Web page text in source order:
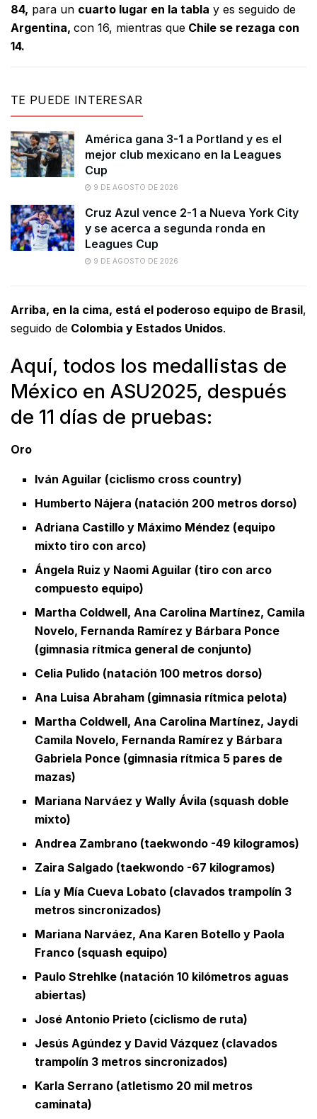
84, para un cuarto lugar en la tabla y es seguido de
Argentina, con 16, mientras que Chile se rezaga con
14.
TE PUEDE INTERESAR
América gana 3-1 a Portland y es el
mejor club mexicano en la Leagues
Cup
9 DE AGOSTO DE 2026
Cruz Azul vence 2-1 a Nueva York City
y se acerca a segunda ronda en
Leagues Cup
9 DE AGOSTO DE 2026
Arriba, en la cima, está el poderoso equipo de Brasil,
seguido de Colombia y Estados Unidos.
Aquí, todos los medallistas de
México en ASU2025, después
de 11 días de pruebas:
Oro
Iván Aguilar (ciclismo cross country)
Humberto Nájera (natación 200 metros dorso)
Adriana Castillo y Máximo Méndez (equipo
mixto tiro con arco)
Ángela Ruiz y Naomi Aguilar (tiro con arco
compuesto equipo)
Martha Coldwell, Ana Carolina Martínez, Camila
Novelo, Fernanda Ramírez y Bárbara Ponce
(gimnasia rítmica general de conjunto)
Celia Pulido (natación 100 metros dorso)
Ana Luisa Abraham (gimnasia rítmica pelota)
Martha Coldwell, Ana Carolina Martínez, Jaydi
Camila Novelo, Fernanda Ramírez y Bárbara
Gabriela Ponce (gimnasia rítmica 5 pares de
mazas)
Mariana Narváez y Wally Ávila (squash doble
mixto)
Andrea Zambrano (taekwondo -49 kilogramos)
Zaira Salgado (taekwondo -67 kilogramos)
Lía y Mía Cueva Lobato (clavados trampolín 3
metros sincronizados)
Mariana Narváez, Ana Karen Botello y Paola
Franco (squash equipo)
Paulo Strehlke (natación 10 kilómetros aguas
abiertas)
José Antonio Prieto (ciclismo de ruta)
Jesús Agúndez y David Vázquez (clavados
trampolín 3 metros sincronizados)
Karla Serrano (atletismo 20 mil metros
caminata)